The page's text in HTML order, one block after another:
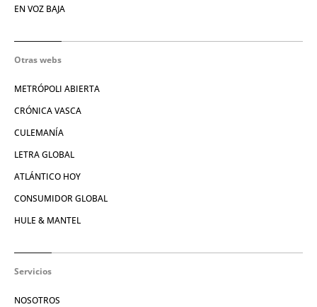
EN VOZ BAJA
Otras webs
METRÓPOLI ABIERTA
CRÓNICA VASCA
CULEMANÍA
LETRA GLOBAL
ATLÁNTICO HOY
CONSUMIDOR GLOBAL
HULE & MANTEL
Servicios
NOSOTROS